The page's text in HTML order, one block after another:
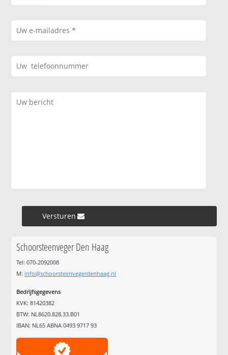
Versturen »
Schoorsteenveger Den Haag
Tel: 070-2092008
M: info@schoorsteenvegerdenhaag.nl
Bedrijfsgegevens
KVK: 81420382
BTW: NL8620.828.33.B01
IBAN: NL65 ABNA 0493 9717 93